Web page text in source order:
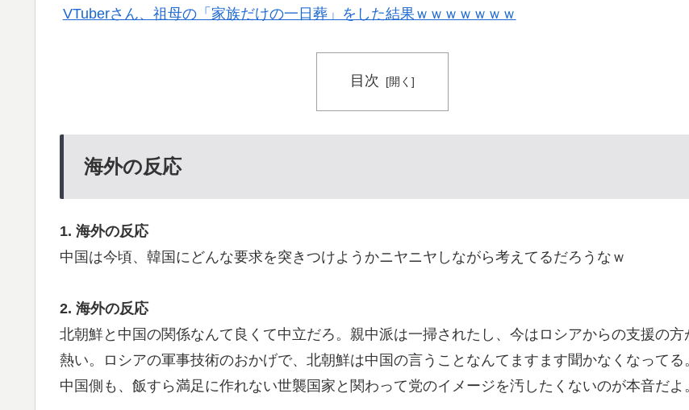
VTuberさん、祖母の「家族だけの一日葬」をした結果ｗｗｗｗｗｗｗ
目次
海外の反応
1. 海外の反応
中国は今頃、韓国にどんな要求を突きつけようかニヤニヤしながら考えてるだろうなｗ
2. 海外の反応
北朝鮮と中国の関係なんて良くて中立だろ。親中派は一掃されたし、今はロシアからの支援の方
熱い。ロシアの軍事技術のおかげで、北朝鮮は中国の言うことなんてますます聞かなくなってる
中国側も、飯すら満足に作れない世襲国家と関わって党のイメージを汚したくないのが本音だよ